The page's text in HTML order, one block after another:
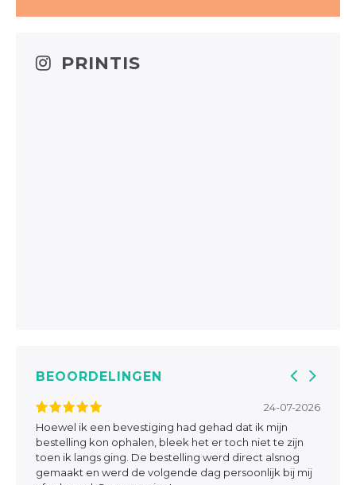
PRINTIS
BEOORDELINGEN
24-07-2026
Hoewel ik een bevestiging had gehad dat ik mijn
bestelling kon ophalen, bleek het er toch niet te zijn
toen ik langs ging. De bestelling werd direct alsnog
gemaakt en werd de volgende dag persoonlijk bij mij